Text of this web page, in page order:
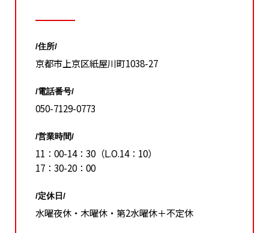
/住所/
京都市上京区紙屋川町1038-27
/電話番号/
050-7129-0773
/営業時間/
11：00-14：30（L.O.14：10）
17：30-20：00
/定休日/
水曜夜休・木曜休・第2水曜休＋不定休